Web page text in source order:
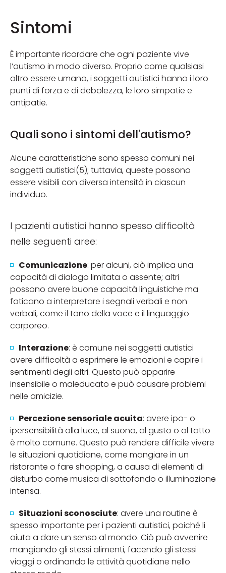
Sintomi
È importante ricordare che ogni paziente vive
l’autismo in modo diverso. Proprio come qualsiasi
altro essere umano, i soggetti autistici hanno i loro
punti di forza e di debolezza, le loro simpatie e
antipatie.
Quali sono i sintomi dell'autismo?
Alcune caratteristiche sono spesso comuni nei
soggetti autistici(5); tuttavia, queste possono
essere visibili con diversa intensità in ciascun
individuo.
I pazienti autistici hanno spesso difficoltà
nelle seguenti aree:
Comunicazione: per alcuni, ciò implica una
capacità di dialogo limitata o assente; altri
possono avere buone capacità linguistiche ma
faticano a interpretare i segnali verbali e non
verbali, come il tono della voce e il linguaggio
corporeo.
Interazione: è comune nei soggetti autistici
avere difficoltà a esprimere le emozioni e capire i
sentimenti degli altri. Questo può apparire
insensibile o maleducato e può causare problemi
nelle amicizie.
Percezione sensoriale acuita: avere ipo- o
ipersensibilità alla luce, al suono, al gusto o al tatto
è molto comune. Questo può rendere difficile vivere
le situazioni quotidiane, come mangiare in un
ristorante o fare shopping, a causa di elementi di
disturbo come musica di sottofondo o illuminazione
intensa.
Situazioni sconosciute: avere una routine è
spesso importante per i pazienti autistici, poiché li
aiuta a dare un senso al mondo. Ciò può avvenire
mangiando gli stessi alimenti, facendo gli stessi
viaggi o ordinando le attività quotidiane nello